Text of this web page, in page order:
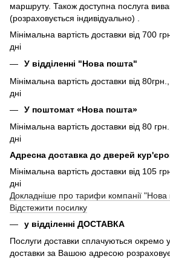
маршруту. Також доступна послуга
(розраховується індивідуально) .
Мінімальна вартість доставки від 700
дні
У відділенні "Нова пошта"
Мінімальна вартість доставки від
дні
У поштомат «Нова пошта»
Мінімальна вартість доставки від 80
дні
Адресна доставка до дверей
Мінімальна вартість доставки від 105
дні
Докладніше про тарифи компанії
Відстежити посилку
у відділенні ДОСТАВКА
Послуги доставки сплачуються окремо у
доставки за Вашою адресою